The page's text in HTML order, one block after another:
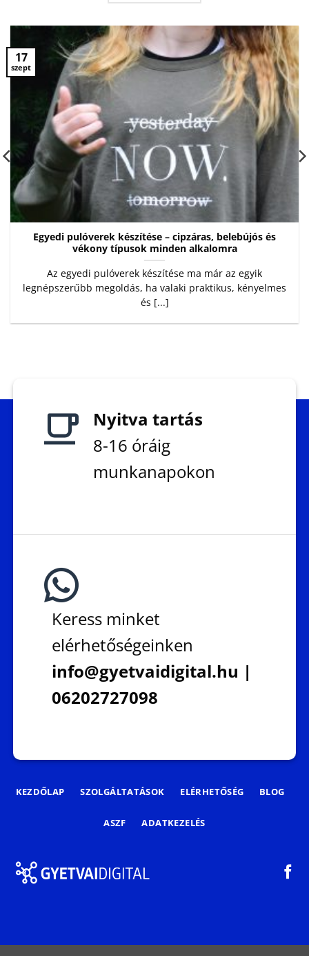
Egyedi pulóverek készítése – cipzáras, belebújós és
vékony típusok minden alkalomra
Az egyedi pulóverek készítése ma már az egyik
legnépszerűbb megoldás, ha valaki praktikus, kényelmes
és [...]
17
szept
Nyitva tartás
8-16 óráig
munkanapokon
Keress minket
elérhetőségeinken
info@gyetvaidigital.hu |
06202727098
KEZDŐLAP SZOLGÁLTATÁSOK ELÉRHETŐSÉG BLOG
ASZF ADATKEZELÉS